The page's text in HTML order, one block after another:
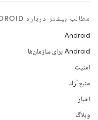
مطالب بیشتر درباره ANDROID
Android
Android برای سازمان‌ها
امنیت
منبع آزاد
اخبار
وبلاگ